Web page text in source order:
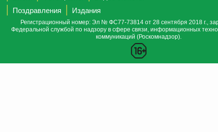
Поздравления
Издания
Регистрационный номер: Эл № ФС77-73814 от 28 сентября 2018 г.,
Федеральной службой по надзору в сфере связи, информационных
коммуникаций (Роскомнадзор).